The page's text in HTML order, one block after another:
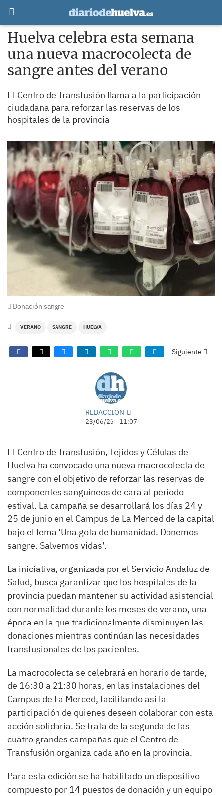
Huelva celebra esta semana
una nueva macrocolecta de
sangre antes del verano
El Centro de Transfusión llama a la participación
ciudadana para reforzar las reservas de los
hospitales de la provincia
Donación sangre
VERANO SANGRE HUELVA
Siguiente
REDACCIÓN
23/06/26 - 11:07
El Centro de Transfusión, Tejidos y Células de
Huelva ha convocado una nueva macrocolecta de
sangre con el objetivo de reforzar las reservas de
componentes sanguíneos de cara al periodo
estival. La campaña se desarrollará los días 24 y
25 de junio en el Campus de La Merced de la capital
bajo el lema ‘Una gota de humanidad. Donemos
sangre. Salvemos vidas’.
La iniciativa, organizada por el Servicio Andaluz de
Salud, busca garantizar que los hospitales de la
provincia puedan mantener su actividad asistencial
con normalidad durante los meses de verano, una
época en la que tradicionalmente disminuyen las
donaciones mientras continúan las necesidades
transfusionales de los pacientes.
La macrocolecta se celebrará en horario de tarde,
de 16:30 a 21:30 horas, en las instalaciones del
Campus de La Merced, facilitando así la
participación de quienes deseen colaborar con esta
acción solidaria. Se trata de la segunda de las
cuatro grandes campañas que el Centro de
Transfusión organiza cada año en la provincia.
Para esta edición se ha habilitado un dispositivo
compuesto por 14 puestos de donación y un equipo